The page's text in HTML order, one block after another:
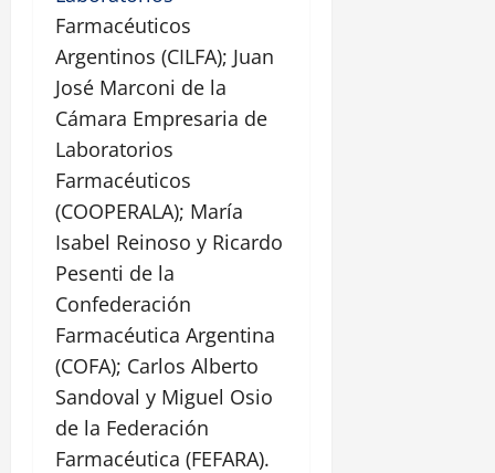
Farmacéuticos
Argentinos (CILFA); Juan
José Marconi de la
Cámara Empresaria de
Laboratorios
Farmacéuticos
(COOPERALA); María
Isabel Reinoso y Ricardo
Pesenti de la
Confederación
Farmacéutica Argentina
(COFA); Carlos Alberto
Sandoval y Miguel Osio
de la Federación
Farmacéutica (FEFARA).